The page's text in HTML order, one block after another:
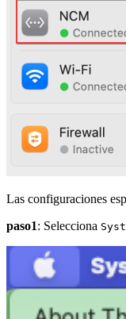
Las configuraciones
paso1: Selecciona